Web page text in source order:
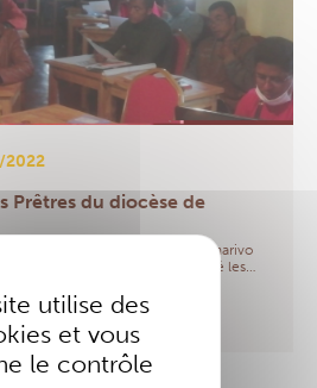
utilise des
et vous
le contrôle
2022
Prêtres du diocèse de
l’Evêque du Diocèse Miarinarivo
Section Madagascar ont rencontré les…